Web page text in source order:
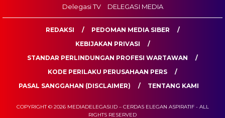
Delegasi TV
DELEGASI MEDIA
REDAKSI
PEDOMAN MEDIA SIBER
KEBIJAKAN PRIVASI
STANDAR PERLINDUNGAN PROFESI WARTAWAN
KODE PERILAKU PERUSAHAAN PERS
PASAL SANGGAHAN (DISCLAIMER)
TENTANG KAMI
COPYRIGHT © 2026 MEDIADELEGASI.ID – CERDAS ELEGAN ASPIRATIF - ALL
RIGHTS RESERVED